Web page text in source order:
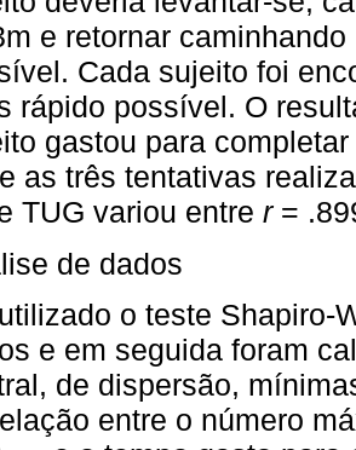
e retornar
Cada sujeito foi
rápido possível. O
gastou para
as três tentativas
TUG variou entre r=
de dados
o teste Shapiro-
e em seguida foram
de dispersão,
entre o número